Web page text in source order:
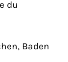
du
Baden